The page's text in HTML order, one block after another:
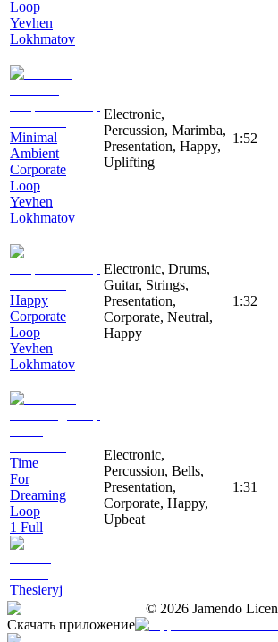
Loop
Yevhen
Lokhmatov
Minimal
Ambient
Corporate
Loop
Yevhen
Lokhmatov
Electronic,
Percussion, Marimba,
Presentation, Happy,
Uplifting
1:52
Happy
Corporate
Loop
Yevhen
Lokhmatov
Electronic, Drums,
Guitar, Strings,
Presentation,
Corporate, Neutral,
Happy
1:32
Time
For
Dreaming
Loop
1 Full
Thesieryj
Electronic,
Percussion, Bells,
Presentation,
Corporate, Happy,
Upbeat
1:31
© 2026 Jamendo
Скачать приложение